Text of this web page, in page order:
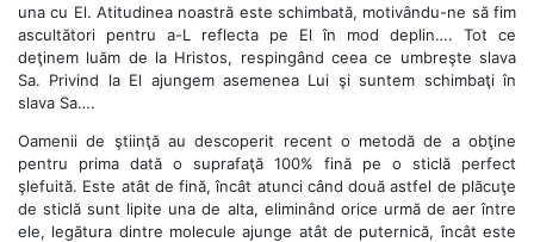
una cu El. Atitudinea noastră este schimbată, motivându-ne să fim
ascultători pentru a-L reflecta pe El în mod deplin…. Tot ce
deţinem luăm de la Hristos, respingând ceea ce umbreşte slava
Sa. Privind la El ajungem asemenea Lui şi suntem schimbaţi în
slava Sa….
Oamenii de ştiinţă au descoperit recent o metodă de a obţine
pentru prima dată o suprafaţă 100% fină pe o sticlă perfect
şlefuită. Este atât de fină, încât atunci când două astfel de plăcuţe
de sticlă sunt lipite una de alta, eliminând orice urmă de aer între
ele, legătura dintre molecule ajunge atât de puternică, încât este